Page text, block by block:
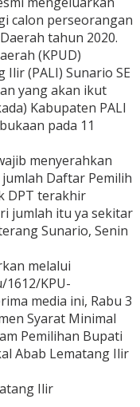
calon perseorangan
tahun 2020.
(KPUD)
(PALI) Sunario SE
yang akan ikut
Kabupaten PALI
pada 11
menyerahkan
Daftar Pemilih
DPT terakhir
jumlah itu ya sekitar
Sunario, Senin
melalui
1612/KPU-
media ini, Rabu 3
Syarat Minimal
Pemilihan Bupati
Abab Lematang Ilir
Ilir